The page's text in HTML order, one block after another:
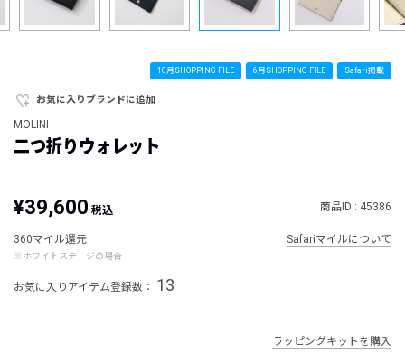
Safari掲載
6月SHOPPING FILE
10月SHOPPING FILE
お気に入りブランドに追加
MOLINI
二つ折りウォレット
¥39,600 税込 商品ID : 45386
360マイル還元
※ホワイトステージの場合
Safariマイルについて
お気に入りアイテム登録数： 13
ラッピングキットを購入